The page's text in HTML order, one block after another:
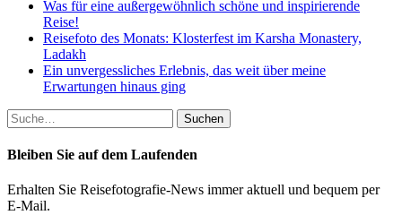
Was für eine außergewöhnlich schöne und inspirierende
Reise!
Reisefoto des Monats: Klosterfest im Karsha Monastery,
Ladakh
Ein unvergessliches Erlebnis, das weit über meine
Erwartungen hinaus ging
Suche
nach:
Bleiben Sie auf dem Laufenden
Erhalten Sie Reisefotografie-News immer aktuell und bequem per
E-Mail.